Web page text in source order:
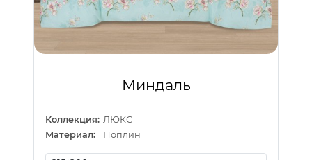
Миндаль
Коллекция: ЛЮКС
Материал:
Поплин